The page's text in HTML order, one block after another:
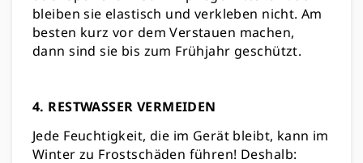
bleiben sie elastisch und verkleben nicht. Am
besten kurz vor dem Verstauen machen,
dann sind sie bis zum Frühjahr geschützt.
4. RESTWASSER VERMEIDEN
Jede Feuchtigkeit, die im Gerät bleibt, kann im
Winter zu Frostschäden führen! Deshalb: